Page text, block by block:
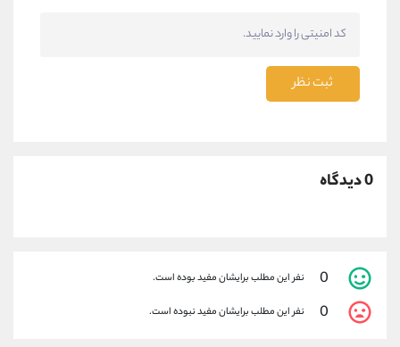
ثبت نظر
0 دیدگاه
0 نفر این مطلب برایشان مفید بوده است.
0 نفر این مطلب برایشان مفید نبوده است.